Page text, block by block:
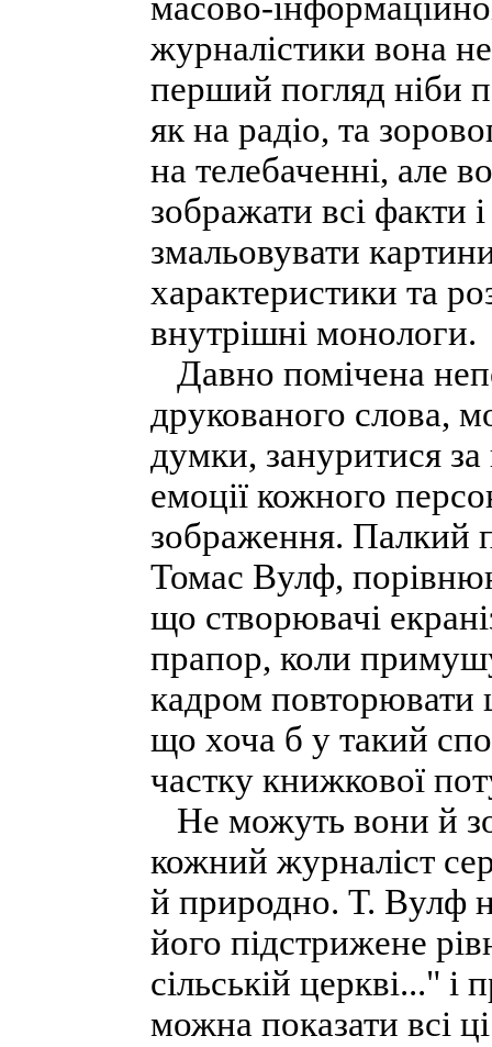
журналістики вона
перший погляд ніби
як на радіо, та
на телебаченні, але
зображати всі факти
змальовувати
характеристики та
внутрішні монологи.
Давно помічена
друкованого слова,
думки, зануритися
емоції кожного
зображення. Палкий
Томас Вулф,
що створювачі
прапор, коли
кадром повторювати
що хоча б у такий
частку книжкової
Не можуть вони й
кожний журналіст
й природно. Т. Вулф
його підстрижене
сільській церкві..."
можна показати всі